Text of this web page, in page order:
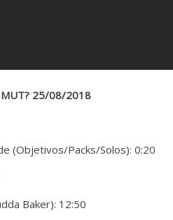
25/08/2018
(Objetivos/Packs/Solos): 0:20
Baker): 12:50